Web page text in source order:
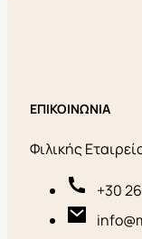
ΕΠΙΚΟΙΝΩΝΙΑ
Φιλικής
+30